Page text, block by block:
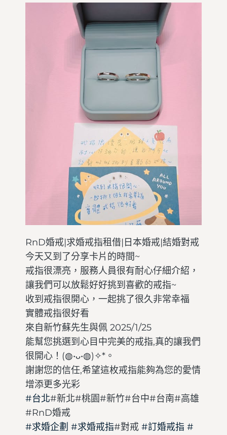
RnD婚戒|求婚戒指租借|日本婚戒|結婚對戒
今天又到了分享卡片的時間~
戒指很漂亮，服務人員很有耐心仔細介紹，
讓我們可以放鬆好好挑到喜歡的戒指~
收到戒指很開心，一起挑了很久非常幸福
實體戒指很好看
來自新竹蘇先生與佩 2025/1/25
能幫您挑選到心目中完美的戒指,真的讓我們
很開心！(◍•ᴗ•◍)✧*。
謝謝您的信任,希望這枚戒指能夠為您的愛情
增添更多光彩
#台北#新北#桃園#新竹#台中#台南#高雄
#RnD婚戒
#求婚企劃 #求婚戒指#對戒 #訂婚戒指 #